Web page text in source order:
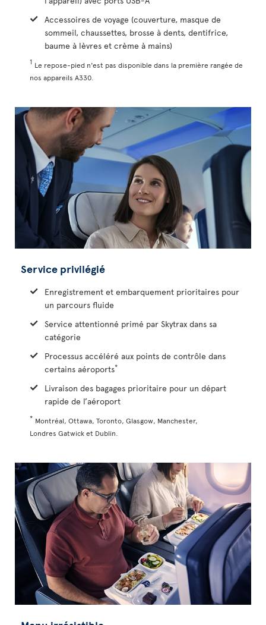
Accessoires de voyage (couverture, masque de
sommeil, chaussettes, brosse à dents, dentifrice,
baume à lèvres et crème à mains)
1 Le repose-pied n'est pas disponible dans la première rangée de
nos appareils A330.
Service privilégié
Enregistrement et embarquement prioritaires pour
un parcours fluide
Service attentionné primé par Skytrax dans sa
catégorie
Processus accéléré aux points de contrôle dans
certains aéroports*
Livraison des bagages prioritaire pour un départ
rapide de l’aéroport
* Montréal, Ottawa, Toronto, Glasgow, Manchester,
Londres Gatwick et Dublin.